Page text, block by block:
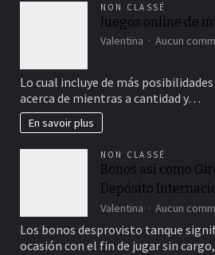
NON CLASSÉ
Juegos online de
Valentina Aucun
Lo cual incluye de más
acerca de mientras a cantidad y…
En savoir plus
NON CLASSÉ
Bonos así­ como
Depósito
Valentina Aucun
Los bonos desprovisto tanque
ocasión con el fin de jugar sin